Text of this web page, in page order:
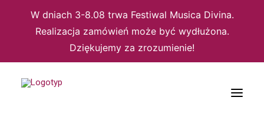
W dniach 3-8.08 trwa Festiwal Musica Divina.
Realizacja zamówień może być wydłużona.
Dziękujemy za zrozumienie!